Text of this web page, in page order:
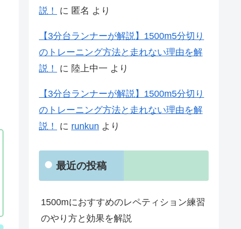
説！
に 匿名 より
【3分台ランナーが解説】1500m5分切り
のトレーニング方法と走れない理由を解
説！
に 陸上中一 より
【3分台ランナーが解説】1500m5分切り
のトレーニング方法と走れない理由を解
説！
に runkun より
最近の投稿
1500mにおすすめのレペティション練習
のやり方と効果を解説